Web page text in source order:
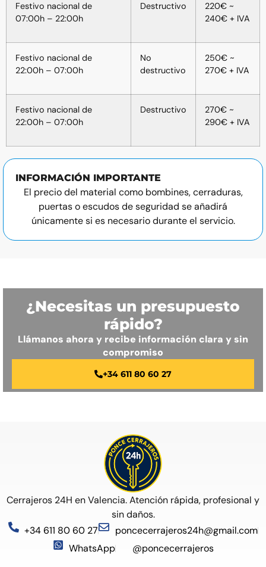
Festivo nacional de
07:00h – 22:00h
Destructivo
220€ ~
240€ + IVA
Festivo nacional de
22:00h – 07:00h
No
destructivo
250€ ~
270€ + IVA
Festivo nacional de
22:00h – 07:00h
Destructivo
270€ ~
290€ + IVA
INFORMACIÓN IMPORTANTE
El precio del material como bombines, cerraduras,
puertas o escudos de seguridad se añadirá
únicamente si es necesario durante el servicio.
¿Necesitas un presupuesto
rápido?
Llámanos ahora y recibe información clara y sin
compromiso
+34 611 80 60 27
Cerrajeros 24H en Valencia. Atención rápida, profesional y
sin daños.
+34 611 80 60 27
poncecerrajeros24h@gmail.com
WhatsApp
@poncecerrajeros